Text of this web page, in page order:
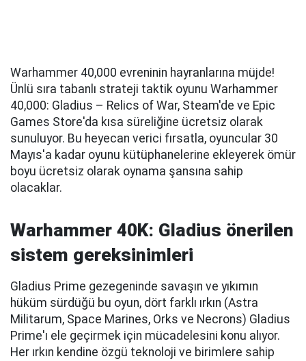
Warhammer 40,000 evreninin hayranlarına müjde!
Ünlü sıra tabanlı strateji taktik oyunu Warhammer
40,000: Gladius – Relics of War, Steam'de ve Epic
Games Store'da kısa süreliğine ücretsiz olarak
sunuluyor. Bu heyecan verici fırsatla, oyuncular 30
Mayıs'a kadar oyunu kütüphanelerine ekleyerek ömür
boyu ücretsiz olarak oynama şansına sahip
olacaklar.
Warhammer 40K: Gladius önerilen
sistem gereksinimleri
Gladius Prime gezegeninde savaşın ve yıkımın
hüküm sürdüğü bu oyun, dört farklı ırkın (Astra
Militarum, Space Marines, Orks ve Necrons) Gladius
Prime'ı ele geçirmek için mücadelesini konu alıyor.
Her ırkın kendine özgü teknoloji ve birimlere sahip